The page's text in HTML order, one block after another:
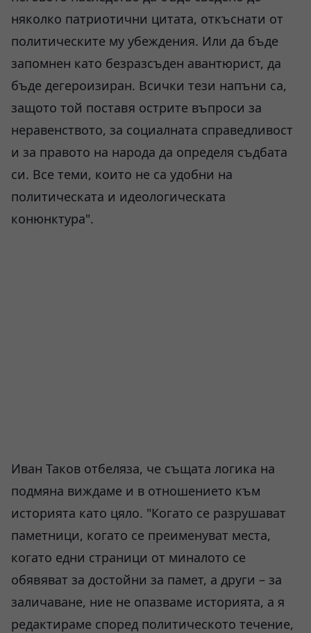
няколко патриотични цитата, откъснати от
политическите му убеждения. Или да бъде
запомнен като безразсъден авантюрист, да
бъде дегероизиран. Всички тези напъни са,
защото той поставя острите въпроси за
неравенството, за социалната справедливост
и за правото на народа да определя съдбата
си. Все теми, които не са удобни на
политическата и идеологическата
конюнктура".
Иван Таков отбеляза, че същата логика на
подмяна виждаме и в отношението към
историята като цяло. "Когато се разрушават
паметници, когато се преименуват места,
когато едни страници от миналото се
обявяват за достойни за памет, а други – за
заличаване, ние не опазваме историята, а я
редактираме според политическото течение,